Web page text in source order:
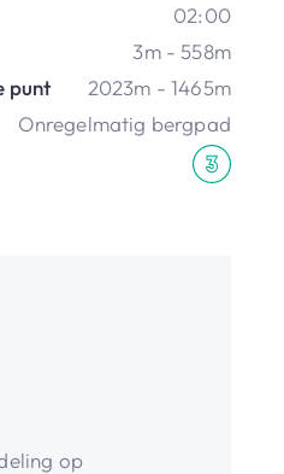
02:00
3m - 558m
punt
2023m - 1465m
Onregelmatig bergpad
op